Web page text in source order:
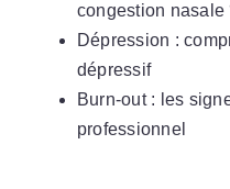
congestion nasale
Dépression :
dépressif
Burn-out : les
professionnel